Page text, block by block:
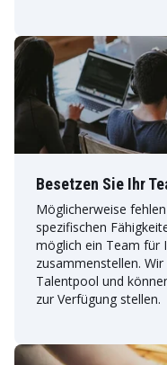
Besetzen Sie Ihr
Möglicherweise
spezifischen
möglich ein Team für
zusammenstellen.
Talentpool und
zur Verfügung stellen.